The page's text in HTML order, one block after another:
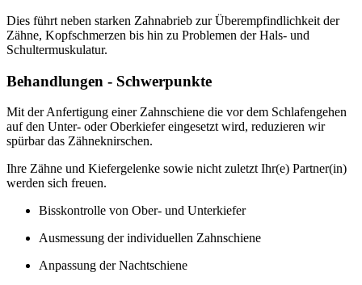
Dies führt neben starken Zahnabrieb zur Überempfindlichkeit der
Zähne, Kopfschmerzen bis hin zu Problemen der Hals- und
Schultermuskulatur.
Behandlungen - Schwerpunkte
Mit der Anfertigung einer Zahnschiene die vor dem Schlafengehen
auf den Unter- oder Oberkiefer eingesetzt wird, reduzieren wir
spürbar das Zähneknirschen.
Ihre Zähne und Kiefergelenke sowie nicht zuletzt Ihr(e) Partner(in)
werden sich freuen.
Bisskontrolle von Ober- und Unterkiefer
Ausmessung der individuellen Zahnschiene
Anpassung der Nachtschiene